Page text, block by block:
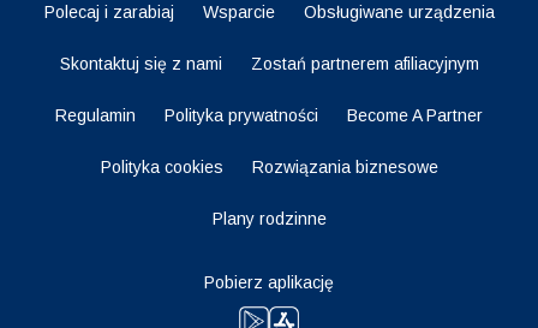
Polecaj i zarabiaj Wsparcie Obsługiwane urządzenia
Skontaktuj się z nami Zostań partnerem afiliacyjnym
Regulamin Polityka prywatności Become A Partner
Polityka cookies Rozwiązania biznesowe
Plany rodzinne
Pobierz aplikację